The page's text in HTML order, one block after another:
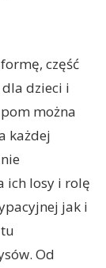
część
dzieci i
można
każdej
ich losy i rolę
jak i
Od